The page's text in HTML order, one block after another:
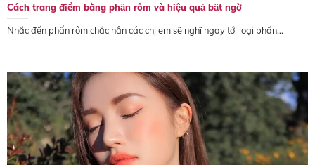
Cách trang điểm bằng phấn rôm và hiệu quả bất ngờ
Nhắc đến phấn rôm chắc hẳn các chị em sẽ nghĩ ngay tới loại phấn...